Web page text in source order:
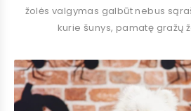
žolės valgymas galbūt nebus
kurie šunys, pamatę gražų